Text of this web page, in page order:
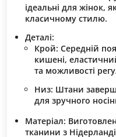
ідеальні для жінок,
класичному стилю.
Деталі:
Крой: Середній
кишені,
та можливості
Низ: Штани
для зручного
Матеріал:
тканини з